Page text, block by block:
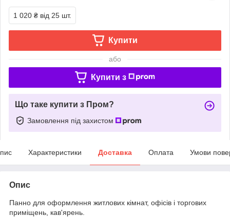
1 020 ₴ від 25 шт.
Купити
або
Купити з
Що таке купити з Пром?
Замовлення під захистом
Характеристики Доставка Оплата Умови
Опис
Панно для оформлення житлових кімнат, офісів і торгових
приміщень, кав'ярень.